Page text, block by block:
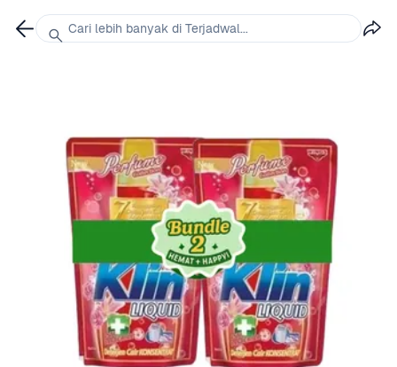
Cari lebih banyak di Terjadwal...